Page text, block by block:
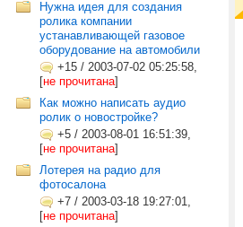
Нужна идея для создания
ролика компании
устанавливающей газовое
оборудование на автомобили
+15 / 2003-07-02 05:25:58,
[не прочитана]
Как можно написать аудио
ролик о новостройке?
+5 / 2003-08-01 16:51:39,
[не прочитана]
Лотерея на радио для
фотосалона
+7 / 2003-03-18 19:27:01,
[не прочитана]